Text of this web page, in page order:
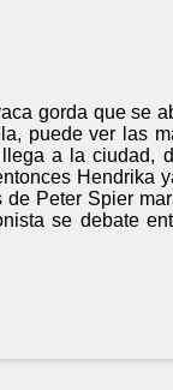
gorda que se
puede ver las
a la ciudad,
Hendrika
Peter Spier
se debate